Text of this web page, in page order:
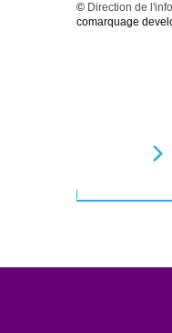
© Direction de
comarquage